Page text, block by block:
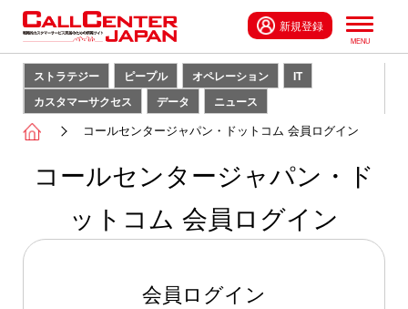
新規登録
ストラテジー ピープル オペレーション
IT
カスタマーサクセス
データ ニュース
コールセンタージャパン・ドットコム 会員ログイン
コールセンタージャパン・ド
ットコム 会員ログイン
会員ログイン